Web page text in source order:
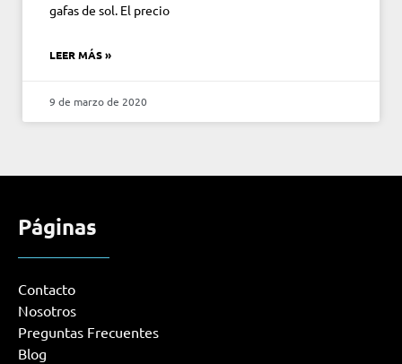
gafas de sol. El precio
LEER MÁS »
9 de marzo de 2020
Páginas
Contacto
Nosotros
Preguntas Frecuentes
Blog